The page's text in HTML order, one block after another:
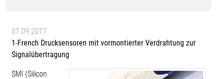
07.09.2017
1-French Drucksensoren mit vormontierter Verdrahtung zur
Signalübertragung
SMI (Silicon